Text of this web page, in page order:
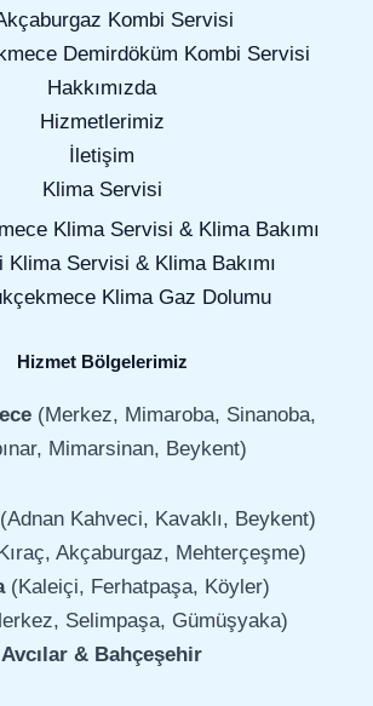
Kombi Servisi
Demirdöküm Kombi Servisi
Hakkımızda
Hizmetlerimiz
İletişim
Klima Servisi
Klima Servisi & Klima Bakımı
Klima Servisi & Klima Bakımı
Klima Gaz Dolumu
Hizmet Bölgelerimiz
(Merkez, Mimaroba, Sinanoba,
Mimarsinan, Beykent)
(Adnan Kahveci, Kavaklı, Beykent)
Akçaburgaz, Mehterçeşme)
(Kaleiçi, Ferhatpaşa, Köyler)
Selimpaşa, Gümüşyaka)
Avcılar & Bahçeşehir